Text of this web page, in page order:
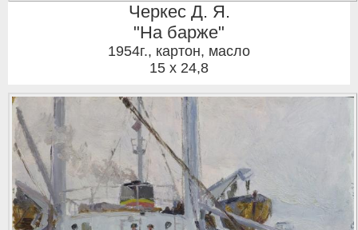
Черкес Д. Я.
"На барже"
1954г., картон, масло
15 x 24,8